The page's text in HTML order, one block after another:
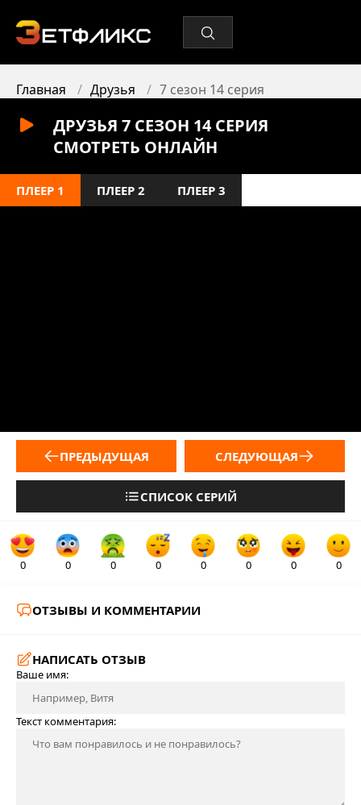
Главная Друзья 7 сезон 14 серия
ДРУЗЬЯ 7 СЕЗОН 14 СЕРИЯ
СМОТРЕТЬ ОНЛАЙН
ПЛЕЕР 1 ПЛЕЕР 2 ПЛЕЕР 3
ПРЕДЫДУЩАЯ
СПИСОК СЕРИЙ
СЛЕДУЮЩАЯ
0 0 0 0 0 0 0 0
ОТЗЫВЫ И КОММЕНТАРИИ
НАПИСАТЬ ОТЗЫВ
Ваше имя:
Текст комментария: